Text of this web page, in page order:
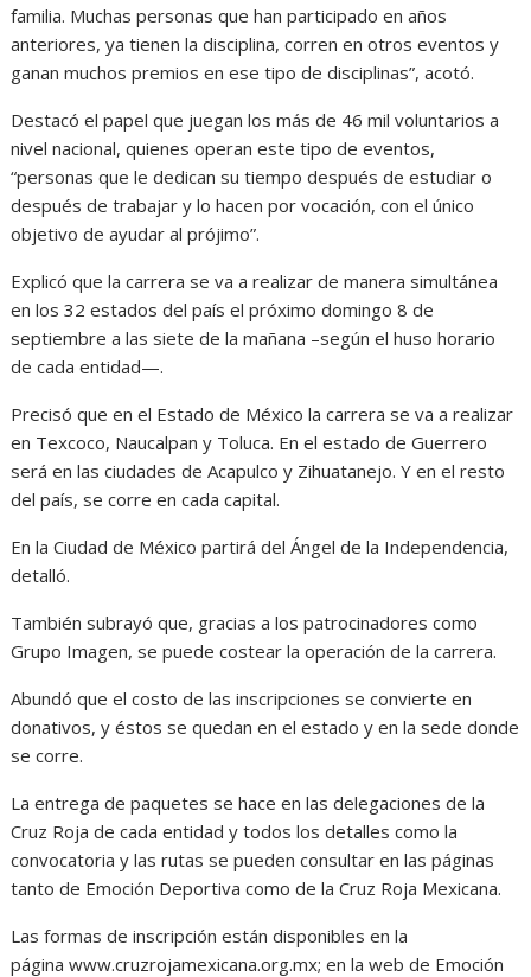
familia. Muchas personas que han participado en años
anteriores, ya tienen la disciplina, corren en otros eventos y
ganan muchos premios en ese tipo de disciplinas”, acotó.
Destacó el papel que juegan los más de 46 mil voluntarios a
nivel nacional, quienes operan este tipo de eventos,
“personas que le dedican su tiempo después de estudiar o
después de trabajar y lo hacen por vocación, con el único
objetivo de ayudar al prójimo”.
Explicó que la carrera se va a realizar de manera simultánea
en los 32 estados del país el próximo domingo 8 de
septiembre a las siete de la mañana –según el huso horario
de cada entidad—.
Precisó que en el Estado de México la carrera se va a realizar
en Texcoco, Naucalpan y Toluca. En el estado de Guerrero
será en las ciudades de Acapulco y Zihuatanejo. Y en el resto
del país, se corre en cada capital.
En la Ciudad de México partirá del Ángel de la Independencia,
detalló.
También subrayó que, gracias a los patrocinadores como
Grupo Imagen, se puede costear la operación de la carrera.
Abundó que el costo de las inscripciones se convierte en
donativos, y éstos se quedan en el estado y en la sede donde
se corre.
La entrega de paquetes se hace en las delegaciones de la
Cruz Roja de cada entidad y todos los detalles como la
convocatoria y las rutas se pueden consultar en las páginas
tanto de Emoción Deportiva como de la Cruz Roja Mexicana.
Las formas de inscripción están disponibles en la
página www.cruzrojamexicana.org.mx; en la web de Emoción